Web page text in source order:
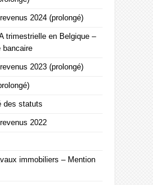
2024 (prolongé)
trimestrielle en Belgique –
bancaire
2023 (prolongé)
des statuts
2022
immobiliers – Mention